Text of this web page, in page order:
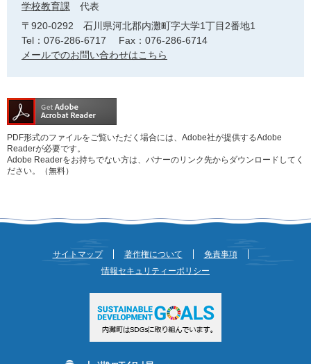
学校教育課
代表
〒920-0292
石川県河北郡内灘町字大学1丁目2番地1
Tel：076-286-6717
Fax：076-286-6714
メールでのお問い合わせはこちら
PDF形式のファイルをご覧いただく場合には、Adobe社が提供するAdobe
Readerが必要です。
Adobe Readerをお持ちでない方は、バナーのリンク先からダウンロードしてく
ださい。（無料）
サイトマップ 著作権について
免責事項
情報セキュリティーポリシー